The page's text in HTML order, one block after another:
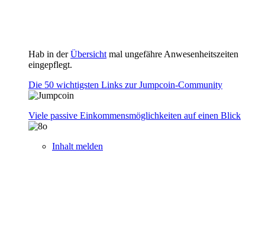
Hab in derÜbersicht mal ungefähre Anwesenheitszeiten
eingepflegt.
Die 50 wichtigsten Links zur Jumpcoin-Community
Viele passive Einkommensmöglichkeiten auf einen Blick
Inhalt melden